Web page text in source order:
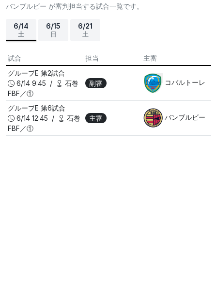
バンブルビー が審判担当する試合一覧です。
6/14
土
6/15
日
6/21
土
試合 担当 主審
グループE 第2試合
6/14 9:45 /
石巻
FBF／①
副審 コバルトーレ
グループE 第6試合
6/14 12:45 /
石巻
FBF／①
主審 バンブルビー